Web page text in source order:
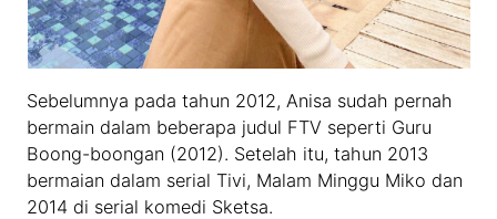
Sebelumnya pada tahun 2012, Anisa sudah pernah
bermain dalam beberapa judul FTV seperti Guru
Boong-boongan (2012). Setelah itu, tahun 2013
bermaian dalam serial Tivi, Malam Minggu Miko dan
2014 di serial komedi Sketsa.